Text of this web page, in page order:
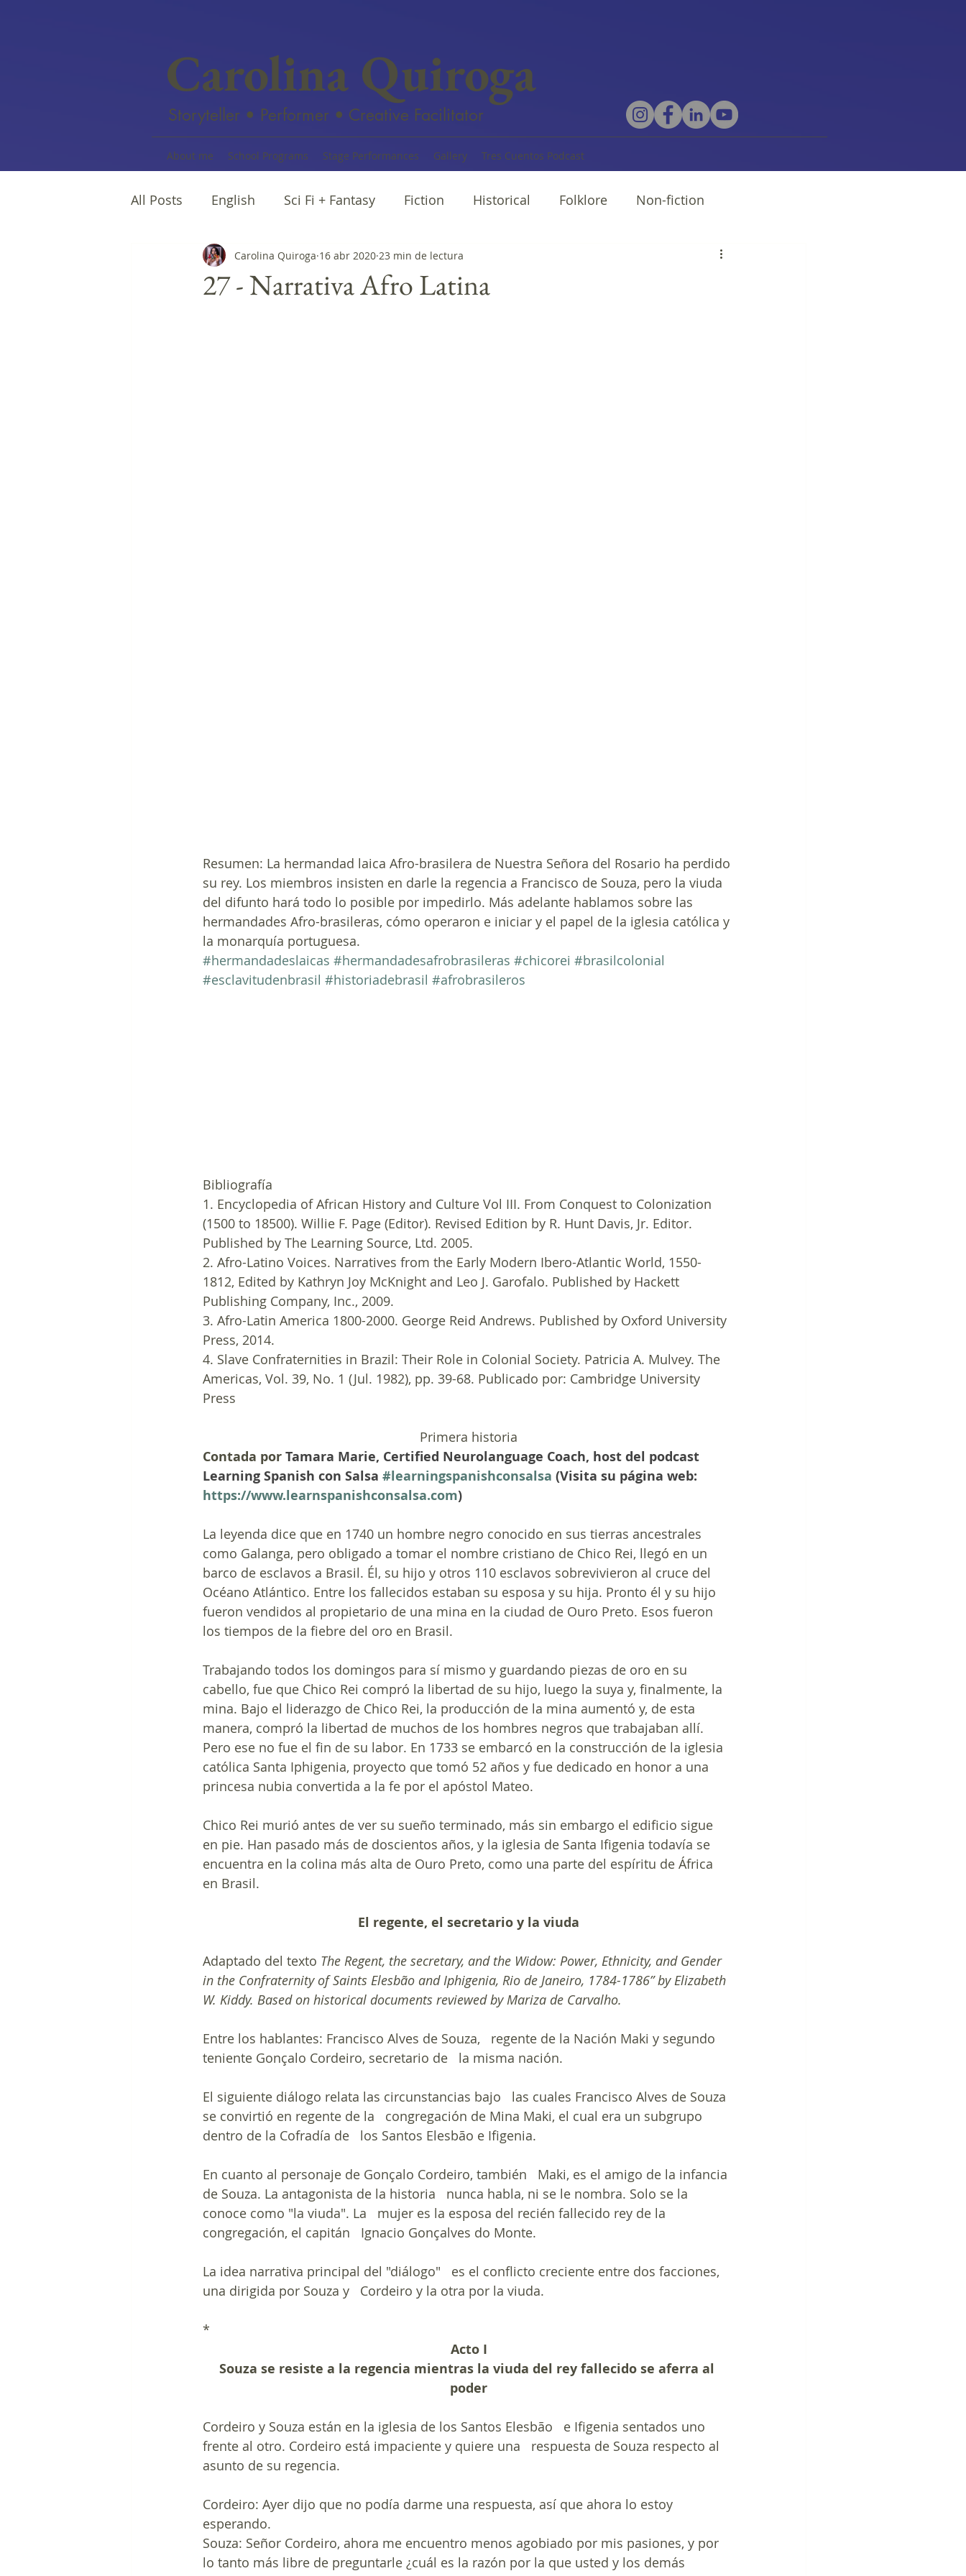
Carolina Quiroga
Storyteller • Performer • Creative Facilitator
About me School Programs Stage Performances Gallery Tres Cuentos Podcast
All Posts English Sci Fi + Fantasy Fiction Historical Folklore Non-fiction
Female writers Afro Narratives Cuentos
27 - Narrativa Afro Latina
Carolina Quiroga 16 abr 2020 23 min de lectura
Resumen: La hermandad laica Afro-brasilera de Nuestra Señora del Rosario ha perdido
su rey. Los miembros insisten en darle la regencia a Francisco de Souza, pero la viuda
del difunto hará todo lo posible por impedirlo. Más adelante hablamos sobre las
hermandades Afro-brasileras, cómo operaron e iniciar y el papel de la iglesia católica y
la monarquía portuguesa.
#hermandadeslaicas #hermandadesafrobrasileras #chicorei #brasilcolonial
#esclavitudenbrasil #historiadebrasil #afrobrasileros
Bibliografía
1. Encyclopedia of African History and Culture Vol III. From Conquest to Colonization
(1500 to 18500). Willie F. Page (Editor). Revised Edition by R. Hunt Davis, Jr. Editor.
Published by The Learning Source, Ltd. 2005.
2. Afro-Latino Voices. Narratives from the Early Modern Ibero-Atlantic World, 1550-
1812, Edited by Kathryn Joy McKnight and Leo J. Garofalo. Published by Hackett
Publishing Company, Inc., 2009.
3. Afro-Latin America 1800-2000. George Reid Andrews. Published by Oxford University
Press, 2014.
4. Slave Confraternities in Brazil: Their Role in Colonial Society. Patricia A. Mulvey. The
Americas, Vol. 39, No. 1 (Jul. 1982), pp. 39-68. Publicado por: Cambridge University
Press
Primera historia
Contada por Tamara Marie, Certified Neurolanguage Coach, host del podcast
Learning Spanish con Salsa #learningspanishconsalsa (Visita su página web:
https://www.learnspanishconsalsa.com)
La leyenda dice que en 1740 un hombre negro conocido en sus tierras ancestrales
como Galanga, pero obligado a tomar el nombre cristiano de Chico Rei, llegó en un
barco de esclavos a Brasil. Él, su hijo y otros 110 esclavos sobrevivieron al cruce del
Océano Atlántico. Entre los fallecidos estaban su esposa y su hija. Pronto él y su hijo
fueron vendidos al propietario de una mina en la ciudad de Ouro Preto. Esos fueron
los tiempos de la fiebre del oro en Brasil.
Trabajando todos los domingos para sí mismo y guardando piezas de oro en su
cabello, fue que Chico Rei compró la libertad de su hijo, luego la suya y, finalmente, la
mina. Bajo el liderazgo de Chico Rei, la producción de la mina aumentó y, de esta
manera, compró la libertad de muchos de los hombres negros que trabajaban allí.
Pero ese no fue el fin de su labor. En 1733 se embarcó en la construcción de la iglesia
católica Santa Iphigenia, proyecto que tomó 52 años y fue dedicado en honor a una
princesa nubia convertida a la fe por el apóstol Mateo.
Chico Rei murió antes de ver su sueño terminado, más sin embargo el edificio sigue
en pie. Han pasado más de doscientos años, y la iglesia de Santa Ifigenia todavía se
encuentra en la colina más alta de Ouro Preto, como una parte del espíritu de África
en Brasil.
El regente, el secretario y la viuda
Adaptado del texto The Regent, the secretary, and the Widow: Power, Ethnicity, and Gender
in the Confraternity of Saints Elesbão and Iphigenia, Rio de Janeiro, 1784-1786” by Elizabeth
W. Kiddy. Based on historical documents reviewed by Mariza de Carvalho.
Entre los hablantes: Francisco Alves de Souza,   regente de la Nación Maki y segundo
teniente Gonçalo Cordeiro, secretario de   la misma nación.
El siguiente diálogo relata las circunstancias bajo   las cuales Francisco Alves de Souza
se convirtió en regente de la   congregación de Mina Maki, el cual era un subgrupo
dentro de la Cofradía de   los Santos Elesbão e Ifigenia.
En cuanto al personaje de Gonçalo Cordeiro, también   Maki, es el amigo de la infancia
de Souza. La antagonista de la historia   nunca habla, ni se le nombra. Solo se la
conoce como "la viuda". La   mujer es la esposa del recién fallecido rey de la
congregación, el capitán   Ignacio Gonçalves do Monte.
La idea narrativa principal del "diálogo"   es el conflicto creciente entre dos facciones,
una dirigida por Souza y   Cordeiro y la otra por la viuda.
*
Acto I
Souza se resiste a la regencia mientras la viuda del rey fallecido se aferra al
poder
Cordeiro y Souza están en la iglesia de los Santos Elesbão   e Ifigenia sentados uno
frente al otro. Cordeiro está impaciente y quiere una   respuesta de Souza respecto al
asunto de su regencia.
Cordeiro: Ayer dijo que no podía darme una respuesta, así que ahora lo estoy
esperando.
Souza: Señor Cordeiro, ahora me encuentro menos agobiado por mis pasiones, y por
lo tanto más libre de preguntarle ¿cuál es la razón por la que usted y los demás